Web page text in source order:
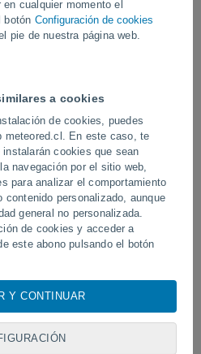
en cualquier momento el
botón Configuración de cookies
pie de nuestra página web.
a cookies
de cookies, puedes
meteored.cl. En este caso, te
cookies que sean
navegación por el sitio web,
para analizar el comportamiento
contenido personalizado, aunque
general no personalizada.
de cookies y acceder a
este abono pulsando el botón
o tecnologías similares para
datos personales como su
IP y los
Y CONTINUAR
en
Un rayo impactó en un
fútbol en Narathiwat,